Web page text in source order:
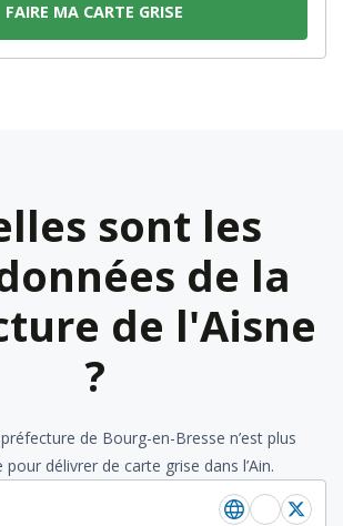
FAIRE MA CARTE GRISE
sont les
de la
de l'Aisne
?
de Bourg-en-Bresse n’est plus
délivrer de carte grise dans l’Ain.